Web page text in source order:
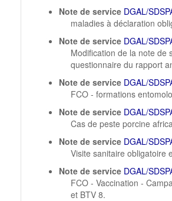
Note de service DGAL/
maladies à déclaration
Note de service DGAL/
Modification de la note de
questionnaire du rapport
Note de service DGAL/
FCO - formations
Note de service DGAL/
Cas de peste porcine
Note de service DGAL/
Visite sanitaire obligatoire
Note de service DGAL/
FCO - Vaccination -
et BTV 8.